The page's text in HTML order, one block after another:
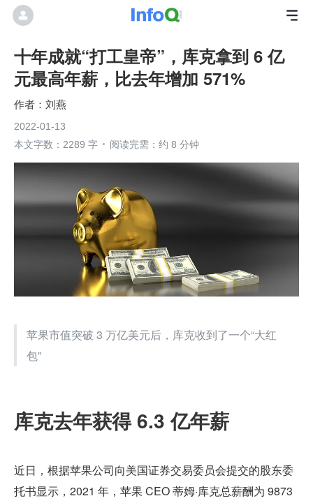
十年成就“打工皇帝”，库克拿到 6 亿
元最高年薪，比去年增加 571%
刘燕
2022-01-13
本文字数：2289 字
阅读完需：约 8 分钟
苹果市值突破 3 万亿美元后，库克收到了一个“大红
包”
库克去年获得 6.3 亿年薪
近日，根据苹果公司向美国证券交易委员会提交的股东委
托书显示，2021 年，苹果 CEO 蒂姆·库克总薪酬为 9873